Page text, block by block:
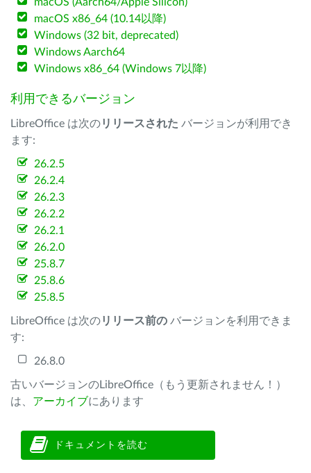
macOS x86_64 (10.14以降)
Windows (32 bit, deprecated)
Windows Aarch64
Windows x86_64 (Windows 7以降)
利用できるバージョン
LibreOffice は次のリリースされた バージョンが利用でき
ます:
26.2.5
26.2.4
26.2.3
26.2.2
26.2.1
26.2.0
25.8.7
25.8.6
25.8.5
LibreOffice は次のリリース前の バージョンを利用できま
す:
26.8.0
古いバージョンのLibreOffice（もう更新されません！）
は、 アーカイブにあります
ドキュメントを読む